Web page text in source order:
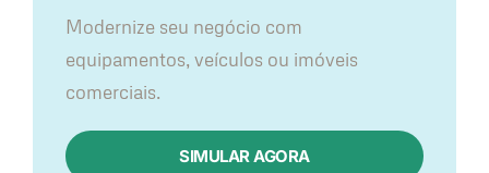
Modernize seu negócio com
equipamentos, veículos ou imóveis
comerciais.
SIMULAR AGORA